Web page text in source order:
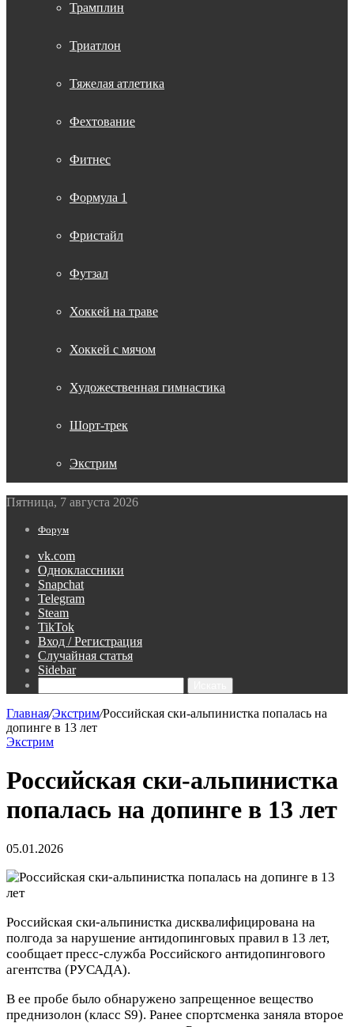
Трамплин
Триатлон
Тяжелая атлетика
Фехтование
Фитнес
Формула 1
Фристайл
Футзал
Хоккей на траве
Хоккей с мячом
Художественная гимнастика
Шорт-трек
Экстрим
Пятница, 7 августа 2026
Форум
vk.com
Одноклассники
Snapchat
Telegram
Steam
TikTok
Вход / Регистрация
Случайная статья
Sidebar
Главная/Экстрим/Российская ски‑альпинистка попалась на
допинге в 13 лет
Экстрим
Российская ски‑альпинистка
попалась на допинге в 13 лет
05.01.2026
Российская ски‑альпинистка дисквалифицирована на
полгода за нарушение антидопинговых правил в 13 лет,
сообщает пресс‑служба Российского антидопингового
агентства (РУСАДА).
В ее пробе было обнаружено запрещенное вещество
преднизолон (класс S9). Ранее спортсменка заняла второе